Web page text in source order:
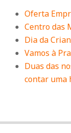
Oferta
Centro das
Dia da
Vamos à
Duas das
contar uma